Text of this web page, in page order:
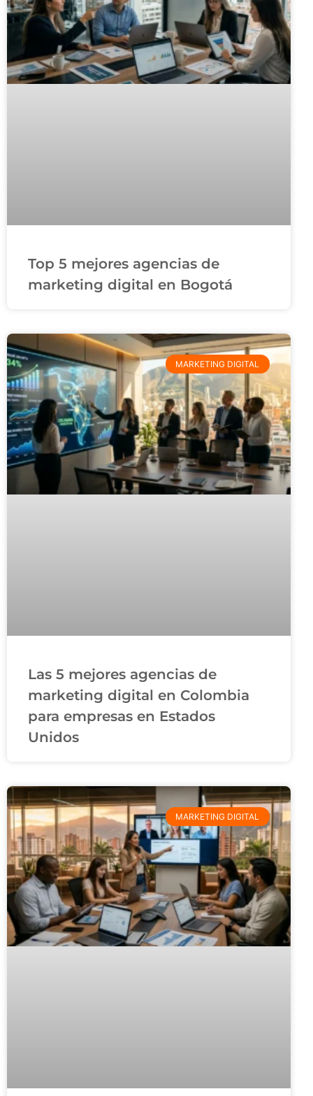
Top 5 mejores agencias de
marketing digital en Bogotá
MARKETING DIGITAL
Las 5 mejores agencias de
marketing digital en Colombia
para empresas en Estados
Unidos
MARKETING DIGITAL